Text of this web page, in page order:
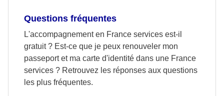
Questions fréquentes
L'accompagnement en France services est-il
gratuit ? Est-ce que je peux renouveler mon
passeport et ma carte d'identité dans une France
services ? Retrouvez les réponses aux questions
les plus fréquentes.